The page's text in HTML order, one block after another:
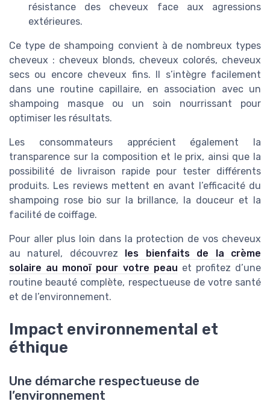
résistance des cheveux face aux agressions
extérieures.
Ce type de shampoing convient à de nombreux types
cheveux : cheveux blonds, cheveux colorés, cheveux
secs ou encore cheveux fins. Il s’intègre facilement
dans une routine capillaire, en association avec un
shampoing masque ou un soin nourrissant pour
optimiser les résultats.
Les consommateurs apprécient également la
transparence sur la composition et le prix, ainsi que la
possibilité de livraison rapide pour tester différents
produits. Les reviews mettent en avant l’efficacité du
shampoing rose bio sur la brillance, la douceur et la
facilité de coiffage.
Pour aller plus loin dans la protection de vos cheveux
au naturel, découvrez les bienfaits de la crème
solaire au monoï pour votre peau et profitez d’une
routine beauté complète, respectueuse de votre santé
et de l’environnement.
Impact environnemental et
éthique
Une démarche respectueuse de
l’environnement